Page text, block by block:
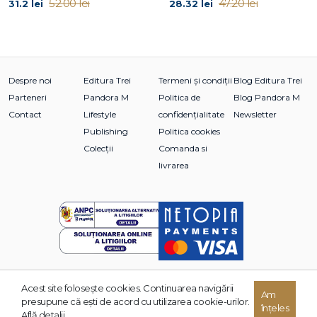
31.2 lei 52.00 lei 28.32 lei 47.20 lei
Despre noi
Parteneri
Contact
Editura Trei
Pandora M
Lifestyle
Publishing
Colecții
Termeni și condiții
Politica de
confidențialitate
Politica cookies
Comanda si
livrarea
Blog Editura Trei
Blog Pandora M
Newsletter
© 2026 Grupul Editorial TREI. Toate drepturile rezervate.
Acest site foloseşte cookies. Continuarea navigării
presupune că eşti de acord cu utilizarea cookie-urilor.
Află detalii.
Am
înțeles